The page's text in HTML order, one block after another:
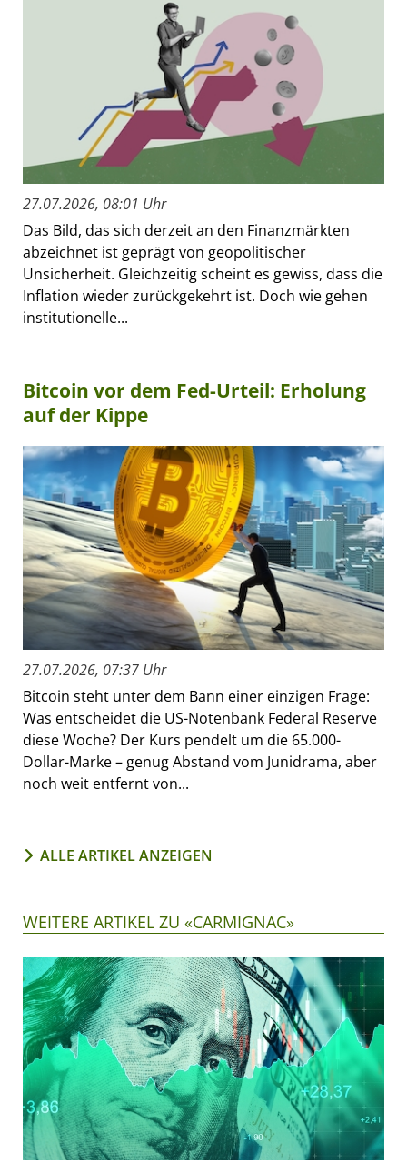
27.07.2026, 08:01 Uhr
Das Bild, das sich derzeit an den Finanzmärkten
abzeichnet ist geprägt von geopolitischer
Unsicherheit. Gleichzeitig scheint es gewiss, dass die
Inflation wieder zurückgekehrt ist. Doch wie gehen
institutionelle...
Bitcoin vor dem Fed-Urteil: Erholung
auf der Kippe
27.07.2026, 07:37 Uhr
Bitcoin steht unter dem Bann einer einzigen Frage:
Was entscheidet die US-Notenbank Federal Reserve
diese Woche? Der Kurs pendelt um die 65.000-
Dollar-Marke – genug Abstand vom Junidrama, aber
noch weit entfernt von...
ALLE ARTIKEL ANZEIGEN
WEITERE ARTIKEL ZU «CARMIGNAC»